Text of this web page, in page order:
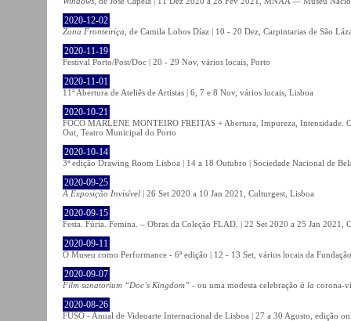
2020-12-02
Zona Fronteiriça , de Camila Lobos Díaz | 10 - 20 Dez, Carpintarias de São
2020-11-19
Festival Porto/Post/Doc | 20 - 29 Nov, vários locais, Porto
2020-11-01
11ª Abertura de Ateliês de Artistas | 6, 7 e 8 Nov, vários locais, Lisboa
2020-10-21
FOCO MARLENE MONTEIRO FREITAS + Abertura, Impureza, Intensidade.
Out, Teatro Municipal do Porto
2020-10-14
3ª edição Drawing Room Lisboa | 14 a 18 Outubro | Sociedade Nacional de
2020-09-25
A Exposição Invisível | 26 Set 2020 a 10 Jan 2021, Culturgest, Lisboa
2020-09-15
Festa. Fúria. Femina. – Obras da Coleção FLAD. | 22 Set 2020 a 25 Jan
2020-09-11
O Museu como Performance - 6ª edição | 12 - 13 Set, vários locais da
2020-09-07
Film sanatorium “Doc’s Kingdom” - ou uma modesta celebração à la corona-
2020-08-26
FUSO - Anual de Videoarte Internacional de Lisboa | 27 a 30 Agosto, edição